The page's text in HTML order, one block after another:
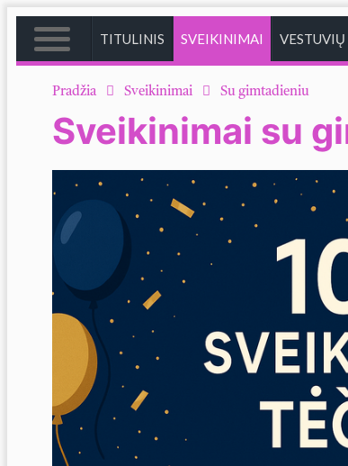
TITULINIS SVEIKINIMAI
Pradžia Sveikinimai Su gimtadieniu
Sveikinimai su